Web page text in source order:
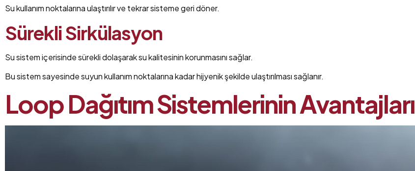
Su kullanım noktalarına ulaştırılır ve tekrar sisteme geri döner.
Sürekli Sirkülasyon
Su sistem içerisinde sürekli dolaşarak su kalitesinin korunmasını sağlar.
Bu sistem sayesinde suyun kullanım noktalarına kadar hijyenik şekilde ulaştırılması sağlanır.
Loop Dağıtım Sistemlerinin Avantajları